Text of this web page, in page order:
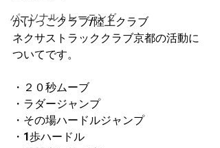
パーソナルトレーニング
かけっこクラブ/陸上クラブ
ネクサストラッククラブ京都の活動に
ついてです。
・２０秒ムーブ
・ラダージャンプ
・その場ハードルジャンプ
・1歩ハードル